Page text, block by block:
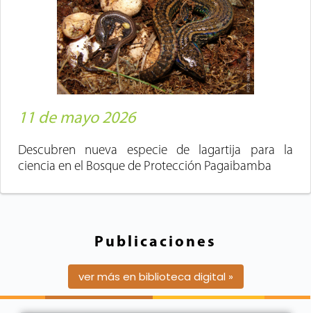
11 de mayo 2026
Descubren nueva especie de lagartija para la
ciencia en el Bosque de Protección Pagaibamba
Publicaciones
ver más en biblioteca digital »